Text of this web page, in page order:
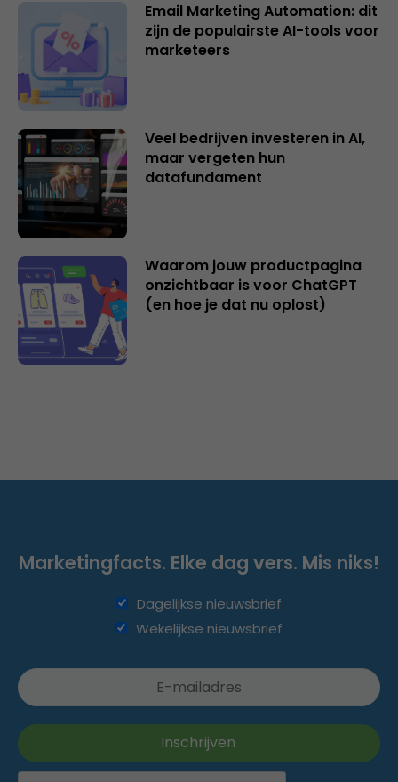
Email Marketing Automation: dit
zijn de populairste AI-tools voor
marketeers
Veel bedrijven investeren in AI,
maar vergeten hun
datafundament
Waarom jouw productpagina
onzichtbaar is voor ChatGPT
(en hoe je dat nu oplost)
Marketingfacts. Elke dag vers. Mis niks!
Dagelijkse nieuwsbrief
Wekelijkse nieuwsbrief